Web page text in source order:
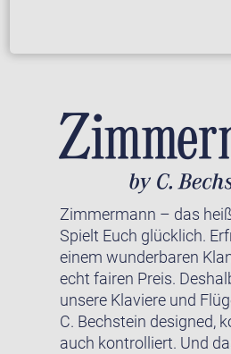
Zimmermann – das
Spielt Euch glücklich.
einem wunderbaren
echt fairen Preis.
unsere Klaviere und
C. Bechstein designed,
auch kontrolliert. Und